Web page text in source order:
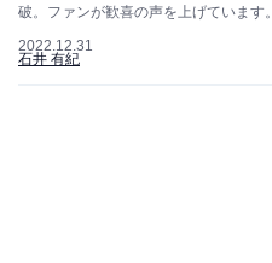
破。ファンが歓喜の声を上げています。
2022.12.31
石井 有紀